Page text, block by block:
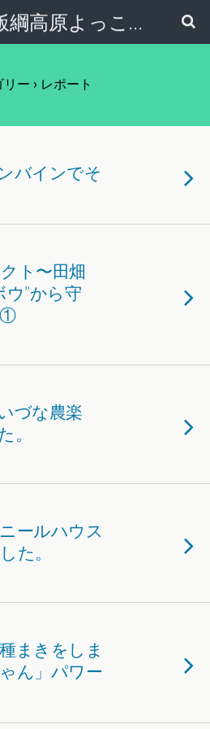
NPO法人 飯綱高原よっこらしょ
ー › レポート
バインでそ
ト〜田畑
ウ”から守
①
づな農楽
。
ールハウス
た。
まきをしま
ん」パワー